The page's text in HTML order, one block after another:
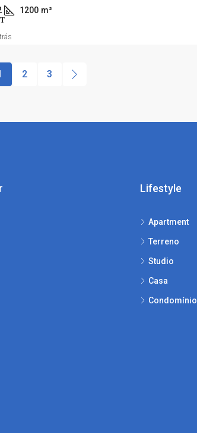
1200 m²
2 3
Lifestyle
Apartment
Terreno
Studio
Casa
Condomínio